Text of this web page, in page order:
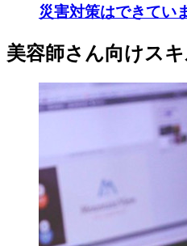
災害対策はできてい
美容師さん向けス